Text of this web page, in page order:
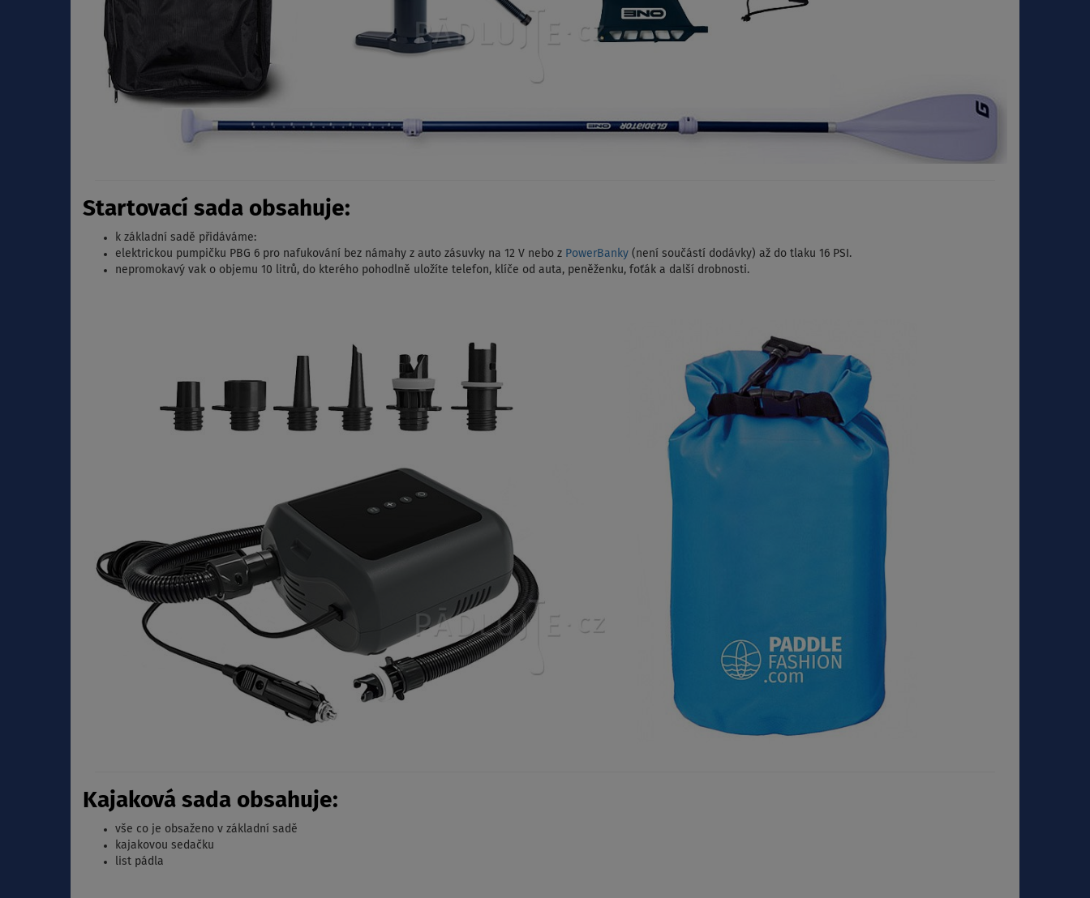
Startovací sada obsahuje:
k základní sadě přidáváme:
elektrickou pumpičku PBG 6 pro nafukování bez námahy z auto zásuvky na 12 V nebo z PowerBanky (není součástí dodávky) až do tlaku 16 PSI.
nepromokavý vak o objemu 10 litrů, do kterého pohodlně uložíte telefon, klíče od auta, peněženku, foťák a další drobnosti.
Kajaková sada obsahuje:
vše co je obsaženo v základní sadě
kajakovou sedačku
list pádla